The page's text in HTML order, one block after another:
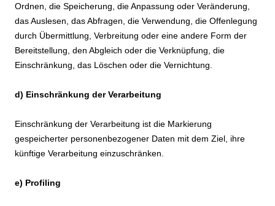
Ordnen, die Speicherung, die Anpassung oder Veränderung,
das Auslesen, das Abfragen, die Verwendung, die Offenlegung
durch Übermittlung, Verbreitung oder eine andere Form der
Bereitstellung, den Abgleich oder die Verknüpfung, die
Einschränkung, das Löschen oder die Vernichtung.
d) Einschränkung der Verarbeitung
Einschränkung der Verarbeitung ist die Markierung
gespeicherter personenbezogener Daten mit dem Ziel, ihre
künftige Verarbeitung einzuschränken.
e) Profiling